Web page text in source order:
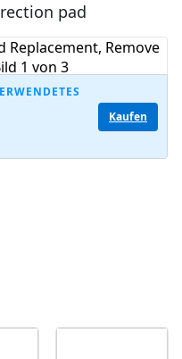
hinzufügen
Kommentieren
pad
Kaufen